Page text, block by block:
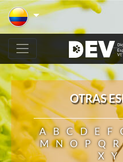
OTRAS
A B C D E F
M
N O P Q R
X
Y